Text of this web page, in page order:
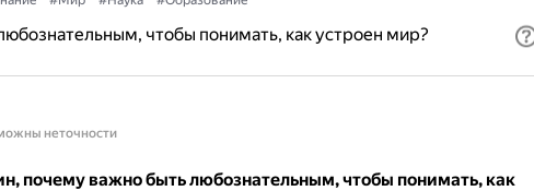
чтобы понимать, как устроен мир?
неточности
почему важно быть любознательным, чтобы понимать, как